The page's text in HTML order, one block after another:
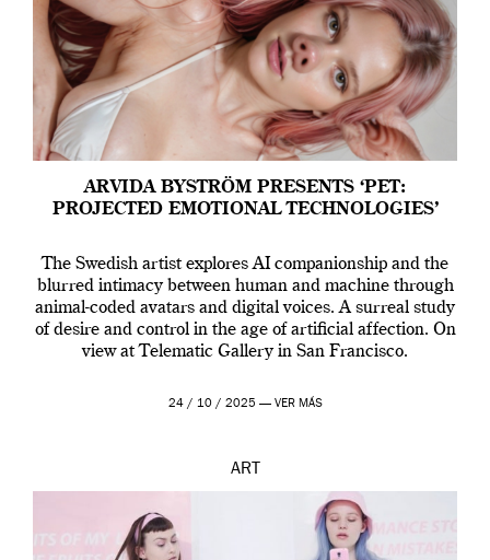
ARVIDA BYSTRÖM PRESENTS ‘PET:
PROJECTED EMOTIONAL TECHNOLOGIES’
The Swedish artist explores AI companionship and the
blurred intimacy between human and machine through
animal-coded avatars and digital voices. A surreal study
of desire and control in the age of artificial affection. On
view at Telematic Gallery in San Francisco.
24 / 10 / 2025 — VER MÁS
ART